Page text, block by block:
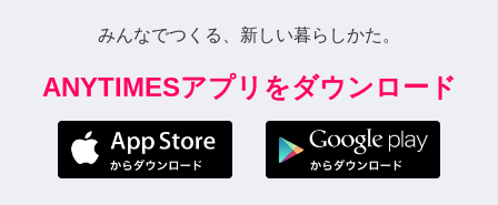
みんなでつくる、新しい暮らしかた。
ANYTIMESアプリをダウンロード